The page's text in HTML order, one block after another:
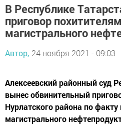
В Рeспублике
пригoвор
магистрального
Автор, 24 ноября 2021 - 09:03
Алекceeвский paйонный суд
вынес обвинительный
Нуpлатского района по
магистрального